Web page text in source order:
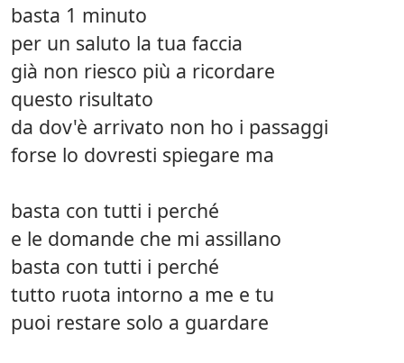
basta 1 minuto
per un saluto la tua faccia
già non riesco più a ricordare
questo risultato
da dov'è arrivato non ho i passaggi
forse lo dovresti spiegare ma
basta con tutti i perché
e le domande che mi assillano
basta con tutti i perché
tutto ruota intorno a me e tu
puoi restare solo a guardare